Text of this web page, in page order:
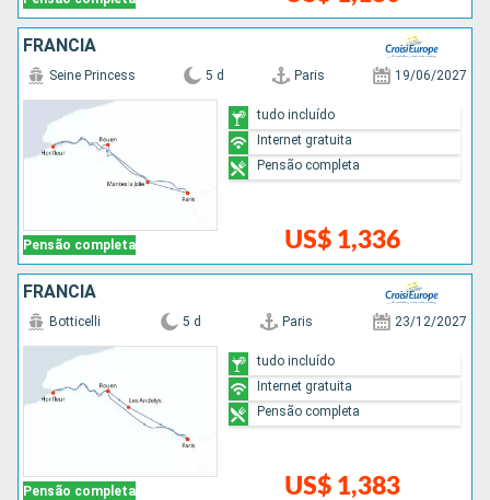
FRANCIA
Pensão completa
Seine Princess 5 d Paris 19/06/2027
US$ 1,336
tudo incluído
Internet gratuita
Pensão completa
FRANCIA
Pensão completa
Botticelli 5 d Paris 23/12/2027
US$ 1,383
tudo incluído
Internet gratuita
Pensão completa